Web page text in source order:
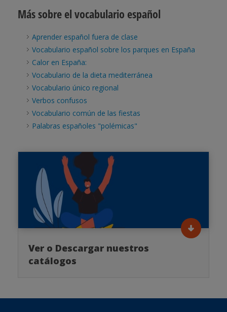
Más sobre el vocabulario español
Aprender español fuera de clase
Vocabulario español sobre los parques en España
Calor en España:
Vocabulario de la dieta mediterránea
Vocabulario único regional
Verbos confusos
Vocabulario común de las fiestas
Palabras españoles "polémicas"
Ver o Descargar nuestros
catálogos